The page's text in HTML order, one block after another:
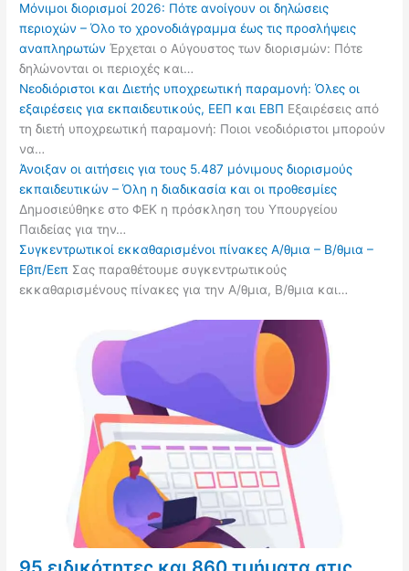
Μόνιμοι διορισμοί 2026: Πότε ανοίγουν οι δηλώσεις
περιοχών – Όλο το χρονοδιάγραμμα έως τις προσλήψεις
αναπληρωτών Έρχεται ο Αύγουστος των διορισμών: Πότε
δηλώνονται οι περιοχές και…
Νεοδιόριστοι και Διετής υποχρεωτική παραμονή: Όλες οι
εξαιρέσεις για εκπαιδευτικούς, ΕΕΠ και ΕΒΠ Εξαιρέσεις από
τη διετή υποχρεωτική παραμονή: Ποιοι νεοδιόριστοι μπορούν
να…
Άνοιξαν οι αιτήσεις για τους 5.487 μόνιμους διορισμούς
εκπαιδευτικών – Όλη η διαδικασία και οι προθεσμίες
Δημοσιεύθηκε στο ΦΕΚ η πρόσκληση του Υπουργείου
Παιδείας για την…
Συγκεντρωτικοί εκκαθαρισμένοι πίνακες Α/θμια – Β/θμια –
Εβπ/Εεπ Σας παραθέτουμε συγκεντρωτικούς
εκκαθαρισμένους πίνακες για την Α/θμια, Β/θμια και…